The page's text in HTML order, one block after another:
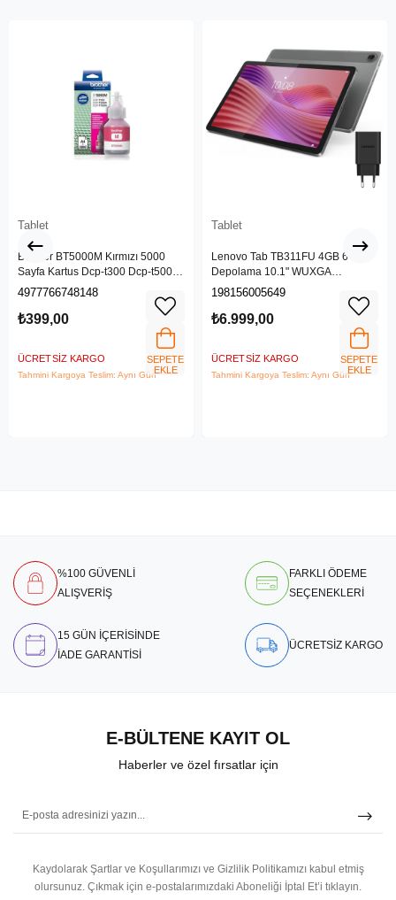
Tablet
Brother BT5000M Kırmızı 5000
Sayfa Kartus Dcp-t300 Dcp-t500w
Dcp-t700w Mfc-t800w
4977766748148
₺399,00
ÜCRETSIZ KARGO
Tahmini Kargoya Teslim: Aynı Gün
SEPETE
EKLE
Tablet
Lenovo Tab TB311FU 4GB 64GB
Depolama 10.1" WUXGA
(1920x1200) IPS IP52 Android
198156005649
₺6.999,00
ÜCRETSIZ KARGO
Tahmini Kargoya Teslim: Aynı Gün
SEPETE
EKLE
%100 GÜVENLİ
ALIŞVERİŞ
FARKLI ÖDEME
SEÇENEKLERİ
15 GÜN İÇERİSİNDE
İADE GARANTİSİ
ÜCRETSİZ KARGO
E-BÜLTENE KAYIT OL
Haberler ve özel fırsatlar için
Kaydolarak Şartlar ve Koşullarımızı ve Gizlilik Politikamızı kabul etmiş
olursunuz. Çıkmak için e-postalarımızdaki Aboneliği İptal Et’i tıklayın.